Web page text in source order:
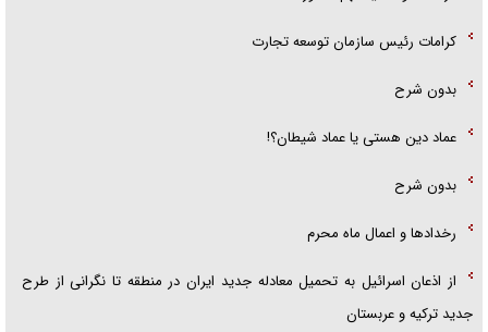
کرامات رئیس سازمان توسعه تجارت
بدون شرح
عماد دین هستی یا عماد شیطان؟!
بدون شرح
رخداد‌ها و اعمال ماه محرم
از اذعان اسرائیل به تحمیل معادله جدید ایران در منطقه تا نگرانی از طرح
جدید ترکیه و عربستان